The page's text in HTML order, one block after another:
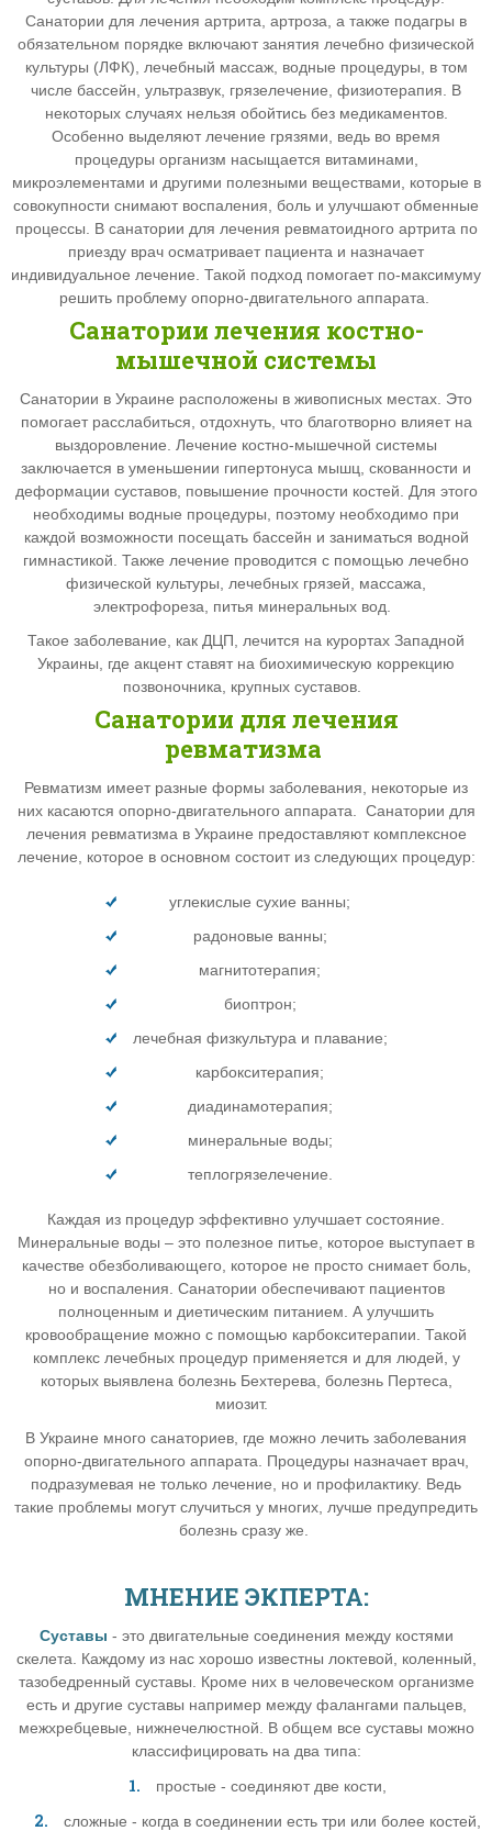
Санатории для лечения артрита, артроза, а также подагры в
обязательном порядке включают занятия лечебно физической
культуры (ЛФК), лечебный массаж, водные процедуры, в том
числе бассейн, ультразвук, грязелечение, физиотерапия. В
некоторых случаях нельзя обойтись без медикаментов.
Особенно выделяют лечение грязями, ведь во время
процедуры организм насыщается витаминами,
микроэлементами и другими полезными веществами, которые в
совокупности снимают воспаления, боль и улучшают обменные
процессы. В санатории для лечения ревматоидного артрита по
приезду врач осматривает пациента и назначает
индивидуальное лечение. Такой подход помогает по-максимуму
решить проблему опорно-двигательного аппарата.
Санатории лечения костно-
мышечной системы
Санатории в Украине расположены в живописных местах. Это
помогает расслабиться, отдохнуть, что благотворно влияет на
выздоровление. Лечение костно-мышечной системы
заключается в уменьшении гипертонуса мышц, скованности и
деформации суставов, повышение прочности костей. Для этого
необходимы водные процедуры, поэтому необходимо при
каждой возможности посещать бассейн и заниматься водной
гимнастикой. Также лечение проводится с помощью лечебно
физической культуры, лечебных грязей, массажа,
электрофореза, питья минеральных вод.
Такое заболевание, как ДЦП, лечится на курортах Западной
Украины, где акцент ставят на биохимическую коррекцию
позвоночника, крупных суставов.
Санатории для лечения
ревматизма
Ревматизм имеет разные формы заболевания, некоторые из
них касаются опорно-двигательного аппарата. Санатории для
лечения ревматизма в Украине предоставляют комплексное
лечение, которое в основном состоит из следующих процедур:
углекислые сухие ванны;
радоновые ванны;
магнитотерапия;
биоптрон;
лечебная физкультура и плавание;
карбокситерапия;
диадинамотерапия;
минеральные воды;
теплогрязелечение.
Каждая из процедур эффективно улучшает состояние.
Минеральные воды – это полезное питье, которое выступает в
качестве обезболивающего, которое не просто снимает боль,
но и воспаления. Санатории обеспечивают пациентов
полноценным и диетическим питанием. А улучшить
кровообращение можно с помощью карбокситерапии. Такой
комплекс лечебных процедур применяется и для людей, у
которых выявлена болезнь Бехтерева, болезнь Пертеса,
миозит.
В Украине много санаториев, где можно лечить заболевания
опорно-двигательного аппарата. Процедуры назначает врач,
подразумевая не только лечение, но и профилактику. Ведь
такие проблемы могут случиться у многих, лучше предупредить
болезнь сразу же.
МНЕНИЕ ЭКПЕРТА:
Суставы - это двигательные соединения между костями
скелета. Каждому из нас хорошо известны локтевой, коленный,
тазобедренный суставы. Кроме них в человеческом организме
есть и другие суставы например между фалангами пальцев,
межхребцевые, нижнечелюстной. В общем все суставы можно
классифицировать на два типа:
простые - соединяют две кости,
сложные - когда в соединении есть три или более костей,